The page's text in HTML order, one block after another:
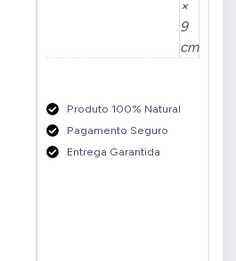
×
9
cm
Produto 100% Natural
Pagamento Seguro
Entrega Garantida